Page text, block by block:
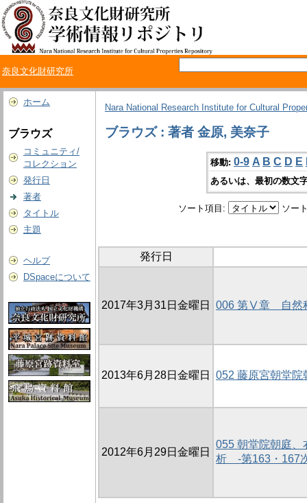
奈良文化財研究所
ホーム
ブラウズ
コミュニティ/
コレクション
発行日
著者
タイトル
主題
ヘルプ
DSpaceについて
Nara National Research Institute for Cultural
ブラウズ : 著者 金原, 美奈子
移動: 0-9 A B C D E
あるいは、最初の数文
ソート項目: ソー
発行日
2017年3月31日金曜日 006 第Ⅴ章 自然
2013年6月28日金曜日 052 藤原宮朝堂院
2012年6月29日金曜日
055 朝堂院朝庭、
析 -第163・167